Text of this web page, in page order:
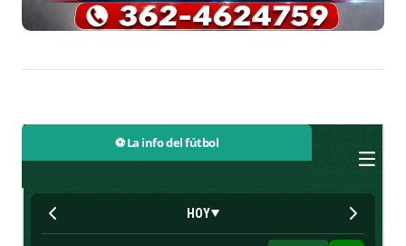
⚽ La info del fútbol